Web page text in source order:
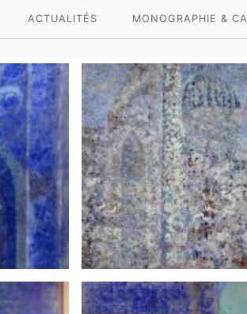
ACTUALITÉS MONOGRAPHIE &